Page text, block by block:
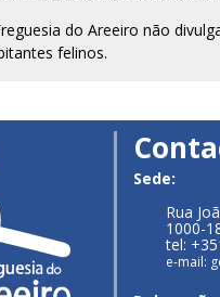
do Areeiro não
felinos.
Sede:
Rua
1000-
tel:
e-mail: